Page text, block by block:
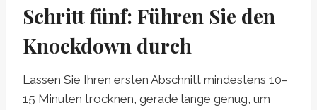
Schritt fünf: Führen Sie den
Knockdown durch
Lassen Sie Ihren ersten Abschnitt mindestens 10–
15 Minuten trocknen, gerade lange genug, um